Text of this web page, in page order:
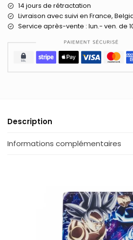
14 jours de rétractation
Livraison avec suivi en France,
Service après-vente : lun.- ven. de
Description
Informations complémentaires